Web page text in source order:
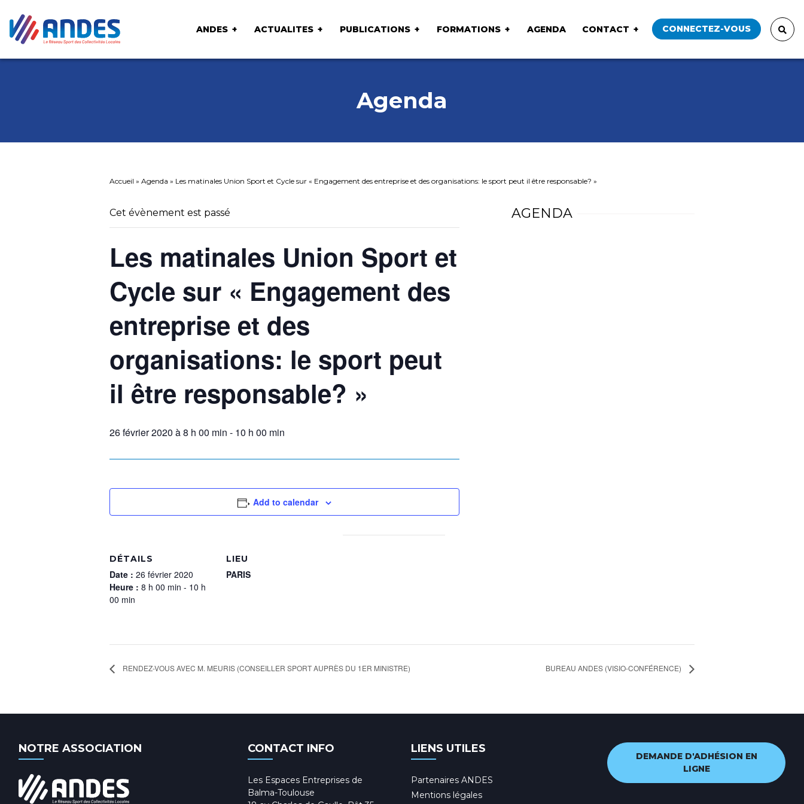
ANDES ACTUALITES PUBLICATIONS FORMATIONS AGENDA CONTACT CONNECTEZ-VOUS
Agenda
Accueil » Agenda » Les matinales Union Sport et Cycle sur « Engagement des entreprise et des organisations: le sport peut il être responsable? »
Cet évènement est passé
Les matinales Union Sport et
Cycle sur « Engagement des
entreprise et des
organisations: le sport peut
il être responsable? »
26 février 2020 à 8 h 00 min - 10 h 00 min
Add to calendar
DÉTAILS
Date : 26 février 2020
Heure : 8 h 00 min - 10 h
00 min
LIEU
PARIS
AGENDA
RENDEZ-VOUS AVEC M. MEURIS (CONSEILLER SPORT AUPRÈS DU 1ER MINISTRE) BUREAU ANDES (VISIO-CONFÉRENCE)
NOTRE ASSOCIATION CONTACT INFO
Les Espaces Entreprises de
Balma-Toulouse
LIENS UTILES
Partenaires ANDES
Mentions légales
DEMANDE D'ADHÉSION EN
LIGNE